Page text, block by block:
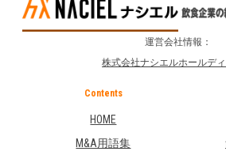
運営会社情報：
株式会社ナシエルホールデ
Contents
HOME
M&A用語集